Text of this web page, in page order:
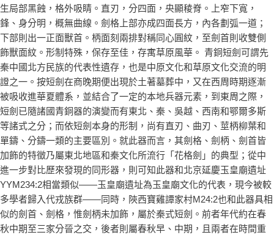
生局部黑蝕，格外吸睛。直刃，分四面，央顯稜脊。上窄下寬，
鋒、身分明，概無曲線。劍格上部亦成四面長方，內各劃弧一道；
下部則出一正面獸首。柄面刻兩排對稱同心圓紋，至劍首則收雙側
飾獸面紋。形制特殊，保存至佳，存寓草原風華。 青銅短劍可謂先
秦中國北方民族的代表性遺存，也是中原文化和草原文化交流的明
證之一。按短劍在商晚期便出現於土著墓葬中，又在西周時期逐漸
被吸收進華夏體系，並結合了一定的本地兵器元素，到東周之際，
短劍已隨諸國青銅器的演變而有東北、秦、吳越、西南和鄂爾多斯
等諸式之分；而依短劍本身的形制，尚有直刃、曲刃、莖柄柳葉和
單鑄、分鑄一類的主要區別。就此器而言，其劍格、劍柄、劍首皆
加飾的特徵乃屬東北地區和秦文化所流行「花格劍」的典型；從中
進一步對比歷來發現的同形器，則可知此器和北京延慶玉皇廟遺址
YYM234:2相當類似——玉皇廟遺址為玉皇廟文化的代表，現今被較
多學者歸入代戎族群——同時，陝西寶雞譚家村M24:2也和此器具相
似的劍首、劍格，惟劍柄未加飾，屬於秦式短劍。前者年代約在春
秋中期至三家分晉之交，後者則屬春秋早、中期，且兩者在時間重